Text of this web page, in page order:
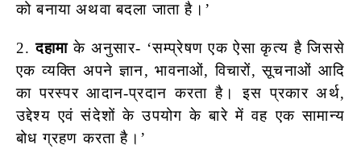
को बनाया अथवा बदला जाता है।’
2.दहामाके अनुसार- ‘सम्प्रेषण एक ऐसा कृत्य है जिससे
एक व्यक्ति अपने ज्ञान, भावनाओं, विचारों, सूचनाओं आदि
का परस्पर आदान-प्रदान करता है। इस प्रकार अर्थ,
उद्देश्य एवं संदेशों के उपयोग के बारे में वह एक सामान्य
बोध ग्रहण करता है।’